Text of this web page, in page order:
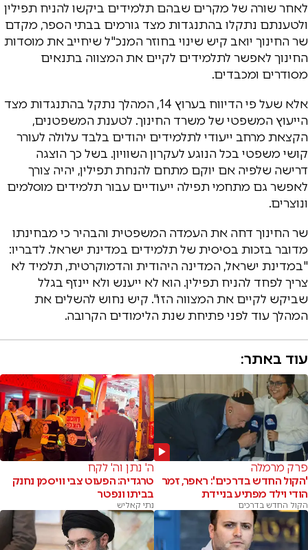
לאחר שורה של מקרים שבהם תלמידים ביקשו להניח תפילין
ולטענתם נתקלו בהתנגדות מצד גורמים בבתי הספר, מקדם
שר החינוך יואב קיש שינוי בחוזר המנכ"ל שיחייב את מוסדות
החינוך לאפשר לתלמידים לקיים את המצווה בתנאים
מסודרים ומכבדים.
אלא שעל פי הדיווח בערוץ 14, המהלך נתקל בהתנגדות מצד
הייעוץ המשפטי של משרד החינוך. לטענת המשפטנים,
הקצאת מרחב ייעודי לתלמידים יהודים בלבד עלולה לעורר
קושי משפטי בכל הנוגע לעקרון השוויון. בשל כך הוצגה
דרישה שלפיה אם יוקם מתחם להנחת תפילין, יהיה צורך
לאפשר גם מתחמי תפילה ייעודיים עבור תלמידים מוסלמים
ונוצרים.
שר החינוך דחה את העמדה המשפטית והבהיר כי מבחינתו
מדובר בזכות בסיסית של תלמידים במדינת ישראל. לדבריו:
"במדינת ישראל, המדינה היהודית והדמוקרטית, תלמיד לא
צריך לפחד להניח תפילין. הוא לא ייענש ולא יינזף בגלל
שביקש לקיים את המצווה הזו". קיש נחוש להשלים את
המהלך עוד לפני פתיחת שנת הלימודים הקרובה.
עוד באתר:
פרק מרמלה
'הקול החדש בדרכים': ראפר, זמר
הודי וילד מפתיע בניידת
הקול החדש בדרכים
ה' נתן וה' לקח
טרגדיה: הפעוט צבי וויסמן נחנק
בביתו ונפטר
נתי קאליש